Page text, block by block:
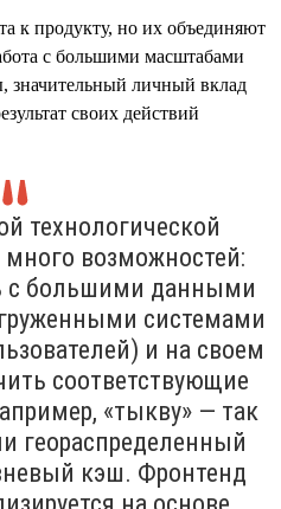
к продукту, но их объединяют
с большими масштабами
значительный личный вклад
своих действий
технологической
возможностей:
с большими данными
системами
и на своем
соответствующие
«тыкву» — так
геораспределенный
кэш. Фронтенд